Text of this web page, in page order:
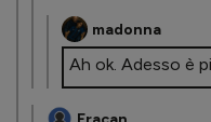
madonna
Ah ok. Adesso è